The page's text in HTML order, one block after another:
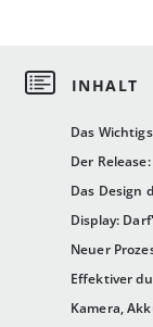
Das
Der
Das Design
Display:
Neuer
Effektiver
Kamera,